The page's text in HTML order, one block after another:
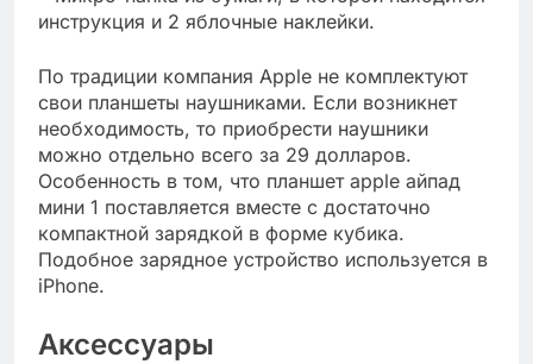
инструкция и 2 яблочные наклейки.
По традиции компания Apple не комплектуют
свои планшеты наушниками. Если возникнет
необходимость, то приобрести наушники
можно отдельно всего за 29 долларов.
Особенность в том, что планшет apple айпад
мини 1 поставляется вместе с достаточно
компактной зарядкой в форме кубика.
Подобное зарядное устройство используется в
iPhone.
Аксессуары